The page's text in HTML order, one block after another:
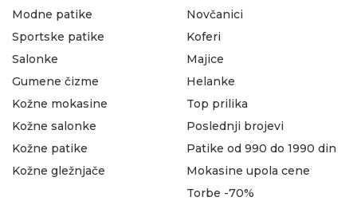
Modne patike
Sportske patike
Salonke
Gumene čizme
Novčanici
Koferi
Majice
Helanke
Kožne mokasine
Kožne salonke
Kožne patike
Kožne gležnjače
Top prilika
Poslednji brojevi
Patike od 990 do 1990 din
Mokasine upola cene
Torbe -70%